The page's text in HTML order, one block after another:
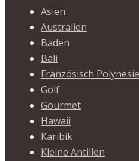
Asien
Australien
Baden
Bali
Französisch
Golf
Gourmet
Hawaii
Karibik
Kleine Antillen